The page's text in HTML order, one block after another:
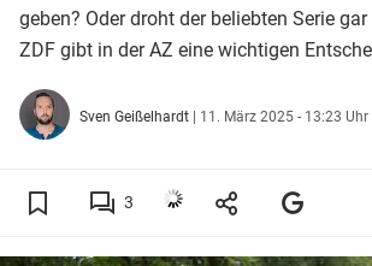
geben? Oder droht der beliebten Serie
ZDF gibt in der AZ eine wichtigen
Sven Geißelhardt | 11. März 2025 - 13:23 Uhr
3